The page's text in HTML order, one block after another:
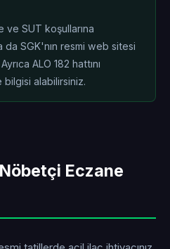
ve SUT koşullarına
SGK'nın resmi web sitesi
ALO 182 hattını
alabilirsiniz.
Eczane